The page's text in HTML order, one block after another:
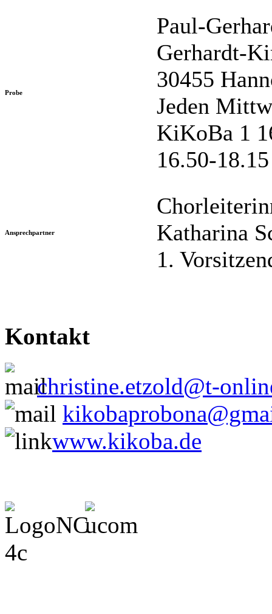
Probe
Paul-
Gerhardt-
30455
Jeden
KiKoBa 1
16.50-
Ansprechpartner
Katharina
1.
Kontakt
christine.etzold@t-
www.kikoba.de